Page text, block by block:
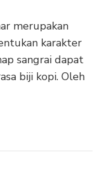
merupakan
karakter
sangrai dapat
biji kopi. Oleh